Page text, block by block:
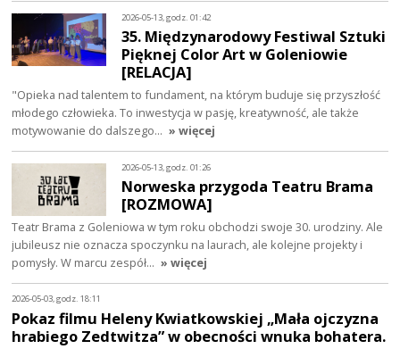
2026-05-13, godz. 01:42
35. Międzynarodowy Festiwal Sztuki
Pięknej Color Art w Goleniowie
[RELACJA]
"Opieka nad talentem to fundament, na którym buduje się przyszłość
młodego człowieka. To inwestycja w pasję, kreatywność, ale także
motywowanie do dalszego… » więcej
2026-05-13, godz. 01:26
Norweska przygoda Teatru Brama
[ROZMOWA]
Teatr Brama z Goleniowa w tym roku obchodzi swoje 30. urodziny. Ale
jubileusz nie oznacza spoczynku na laurach, ale kolejne projekty i
pomysły. W marcu zespół… » więcej
2026-05-03, godz. 18:11
Pokaz filmu Heleny Kwiatkowskiej „Mała ojczyzna
hrabiego Zedtwitza” w obecności wnuka bohatera.